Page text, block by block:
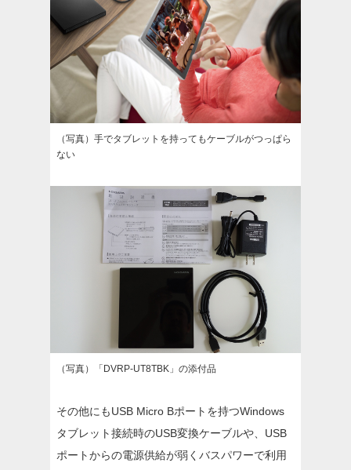
（写真）手でタブレットを持ってもケーブルがつっぱら
ない
（写真）「DVRP-UT8TBK」の添付品
その他にもUSB Micro Bポートを持つWindows
タブレット接続時のUSB変換ケーブルや、USB
ポートからの電源供給が弱くバスパワーで利用